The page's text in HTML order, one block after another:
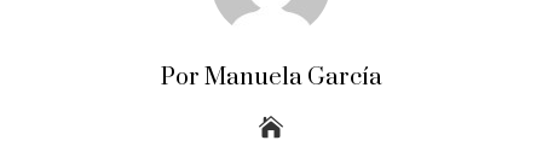
Por Manuela García